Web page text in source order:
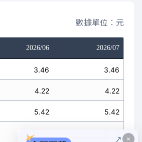
數據單位：元
2026/06 2026/07
3.46 3.46
4.22 4.22
5.42 5.42
11.09